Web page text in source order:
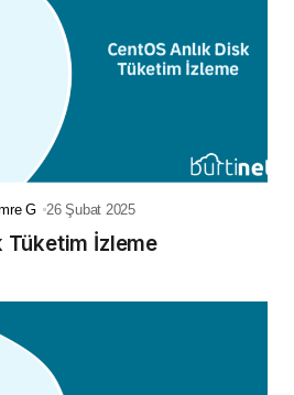
G 26 Şubat 2025
Tüketim İzleme